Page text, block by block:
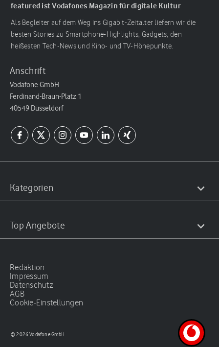
featured ist Vodafones Magazin für digitale Kultur
Als Begleiter auf dem Weg ins Gigabit-Zeitalter liefern wir die
besten Stories zu Smartphone-Highlights, Gadgets, den
heißesten Tech-News und Kino- und TV-Höhepunkte.
Anschrift
Vodafone GmbH
Ferdinand-Braun-Platz 1
40549 Düsseldorf
Kategorien
Top Angebote
Redaktion
Impressum
Datenschutz
AGB
Cookie-Einstellungen
© 2026 Vodafone GmbH